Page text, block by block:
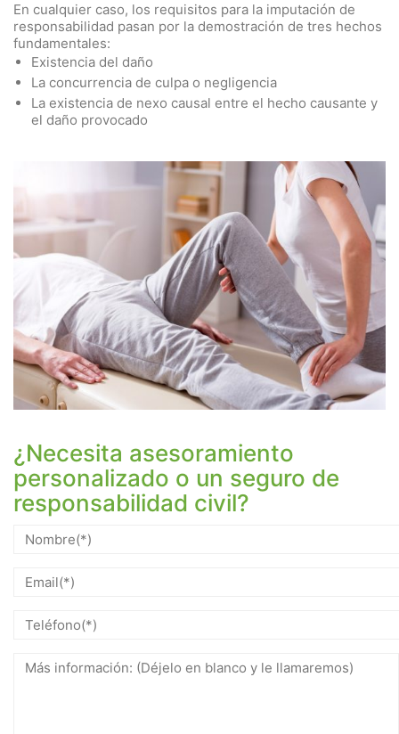
En cualquier caso, los requisitos para la imputación de
responsabilidad pasan por la demostración de tres hechos
fundamentales:
Existencia del daño
La concurrencia de culpa o negligencia
La existencia de nexo causal entre el hecho causante y
el daño provocado
¿Necesita asesoramiento
personalizado o un seguro de
responsabilidad civil?